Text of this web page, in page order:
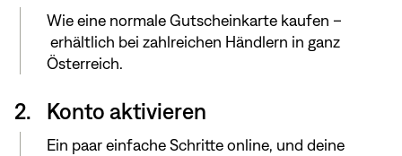
Wie eine normale Gutscheinkarte kaufen –
erhältlich bei zahlreichen Händlern in ganz
Österreich.
2. Konto aktivieren
Ein paar einfache Schritte online, und deine